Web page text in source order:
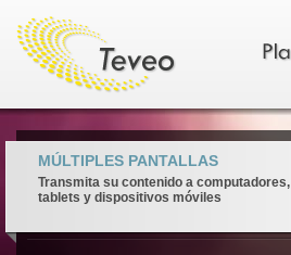
MÚLTIPLES PANTALLAS
Transmita su contenido a computadores,
tablets y dispositivos móviles